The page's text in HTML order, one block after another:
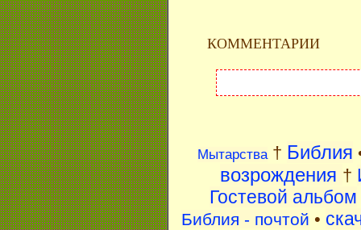
КОММЕНТАРИИ
Мытарства † Библия
возрождения †
Гостевой альбом
Библия - почтой •